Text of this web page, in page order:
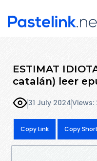
ESTIMAT
catalán) leer
31 July 2024Views:
Copy Link Copy